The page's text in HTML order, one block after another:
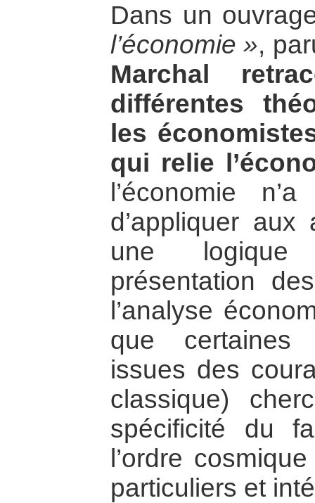
Dans un
l’économie »,
Marchal
différentes
les
qui relie
l’économie
d’appliquer
une logique
présentation
l’analyse
que certaines
issues des
classique)
spécificité du
l’ordre
particuliers et